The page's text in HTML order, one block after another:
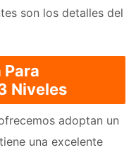
son los detalles del
Niveles
adoptan un
una excelente